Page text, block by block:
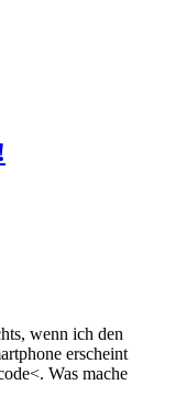
wenn ich den
erscheint
Was mache